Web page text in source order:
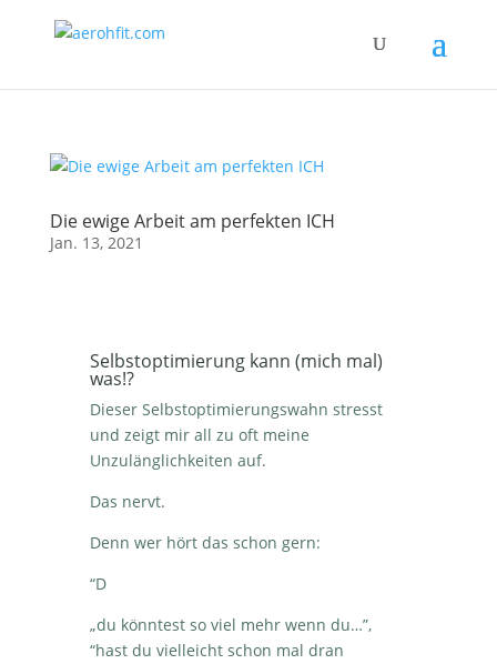
Die ewige Arbeit am perfekten ICH
Jan. 13, 2021
Selbstoptimierung kann (mich mal)
was!?
Dieser Selbstoptimierungswahn stresst
und zeigt mir all zu oft meine
Unzulänglichkeiten auf.
Das nervt.
Denn wer hört das schon gern:
“D
„du könntest so viel mehr wenn du…”,
“hast du vielleicht schon mal dran